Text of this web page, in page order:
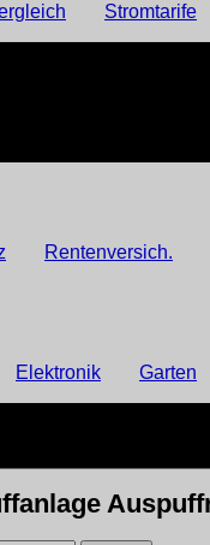
Stromtarife
Rentenversich.
Elektronik Garten